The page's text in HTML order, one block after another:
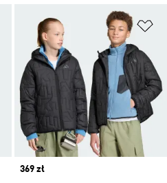
Dodaj do listy życzeń
Price
369 zł